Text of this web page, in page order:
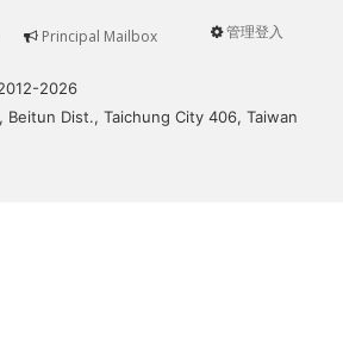
User
管理登入
Principal Mailbox
2026
Dist., Taichung City 406, Taiwan